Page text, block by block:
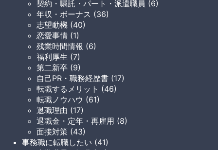
契約・嘱託・パート・派遣職員 (6)
年収・ボーナス (36)
志望動機 (40)
恋愛事情 (1)
残業時間情報 (6)
福利厚生 (7)
第二新卒 (9)
自己PR・職務経歴書 (17)
転職するメリット (46)
転職ノウハウ (61)
退職理由 (17)
退職金・定年・再雇用 (8)
面接対策 (43)
事務職に転職したい (41)